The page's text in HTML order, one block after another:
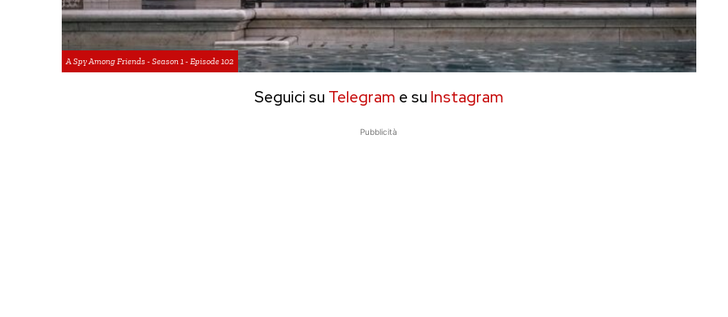
A Spy Among Friends - Season 1 - Episode 102
Seguici su Telegram e su Instagram
Pubblicità